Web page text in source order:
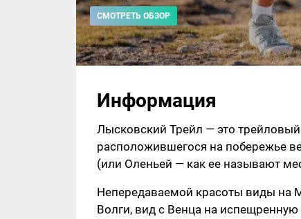
СМОТРЕТЬ ОБЗОР
Информация
Лысковский Трейл — это трейловый
расположившегося на побережье
(или Оленьей — как ее называют
Непередаваемой красоты виды на
Волги, вид с Венца на